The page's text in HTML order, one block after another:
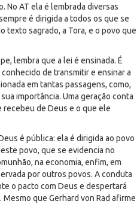
No AT ela é lembrada diversas
é dirigida a todos os que se
texto sagrado, a Tora, e o povo que
lembra que a lei é ensinada. É
de transmitir e ensinar a
em tantas passagens, como,
importância. Uma geração conta
de Deus e o que ele
é pública: ela é dirigida ao povo
povo, que se evidencia no
na economia, enfim, em
por outros povos. A conduta
o pacto com Deus e despertará
que Gerhard von Rad afirme